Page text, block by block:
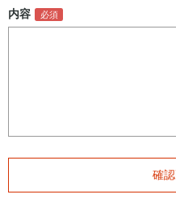
内容